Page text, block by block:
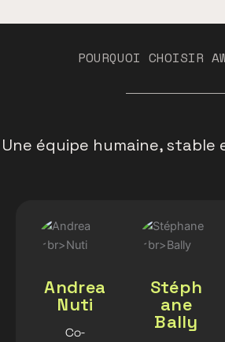
POURQUOI CHOISIR
Une équipe humaine,
Andrea
Nuti
Co-
Stéph
ane
Bally